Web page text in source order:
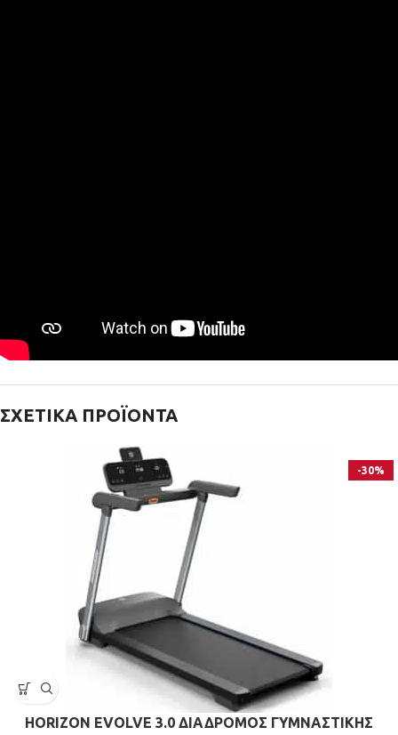
ΣΧΕΤΙΚΆ ΠΡΟΪΌΝΤΑ
-30%
HORIZON EVOLVE 3.0 ΔΙΑΔΡΟΜΟΣ ΓΥΜΝΑΣΤΙΚΗΣ